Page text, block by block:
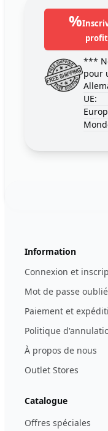
%
***
pour
UE:
Information
Connexion et
Mot de passe oublié
Paiement et
Politique
À propos de nous
Outlet Stores
Catalogue
Offres spéciales